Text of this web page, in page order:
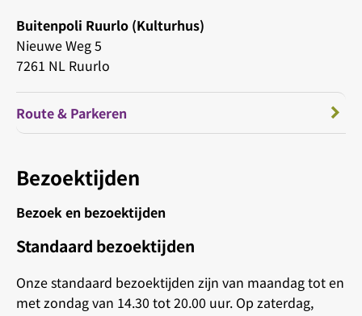
Buitenpoli Ruurlo (Kulturhus)
Nieuwe Weg 5
7261 NL Ruurlo
Route & Parkeren
Bezoektijden
Bezoek en bezoektijden
Standaard bezoektijden
Onze standaard bezoektijden zijn van maandag tot en
met zondag van 14.30 tot 20.00 uur. Op zaterdag,